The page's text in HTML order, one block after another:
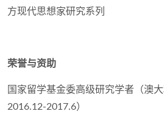
方现代思想家研究系列
荣誉与资助
国家留学基金委高级研究学者（澳大
2016.12-2017.6）